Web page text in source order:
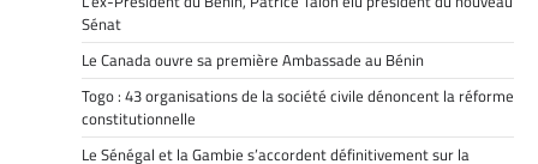
Sénat
Le Canada ouvre sa première Ambassade au Bénin
Togo : 43 organisations de la société civile dénoncent la réforme
constitutionnelle
Le Sénégal et la Gambie s’accordent définitivement sur la